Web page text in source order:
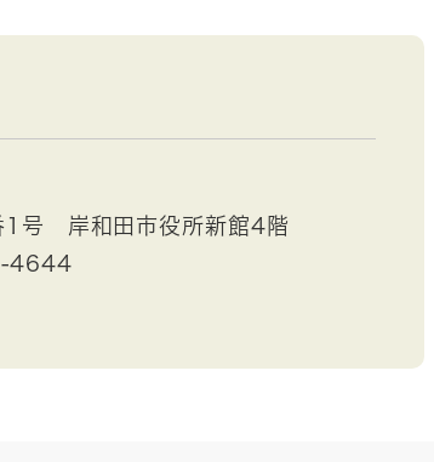
1号 岸和田市役所新館4階
4644